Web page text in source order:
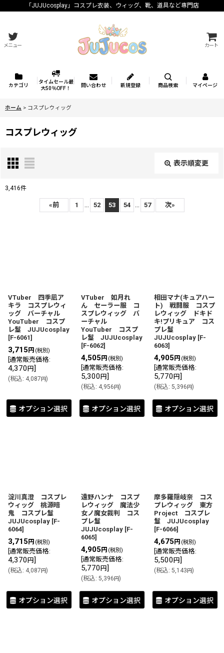
「JUJUcosplay」コスプレ衣装、ウィッグ、靴、道具など専門店
メニュー カート
カテゴリ
タイムセール最
大50％OFF！
問い合わせ 新規登録 商品検索 マイページ
ホーム > コスプレウィッグ
コスプレウィッグ
表示順変更
3,416件
«前 1 52 53 54 57 次»
VTuber 四季凪ア
キラ コスプレウィ
ッグ バーチャル
YouTuber コスプ
レ鬘 JUJUcosplay
[F-6061]
3,715 円 (税別)
通常販売価格:
4,370 円]
(税込: 4,087円)
オプション選択
VTuber 如月れ
ん セーラー服 コ
スプレウィッグ バ
ーチャル
YouTuber コスプ
レ鬘 JUJUcosplay
[F-6062]
4,505 円 (税別)
通常販売価格:
5,300 円]
(税込: 4,956円)
オプション選択
相田マナ(キュアハー
ト) 戦闘服 コスプ
レウィッグ ドキド
キ!プリキュア コス
プレ鬘
JUJUcosplay [F-
6063]
4,905 円 (税別)
通常販売価格:
5,770 円]
(税込: 5,396円)
オプション選択
淀川真澄 コスプレ
ウィッグ 桃源暗
鬼 コスプレ鬘
JUJUcosplay [F-
6064]
3,715 円 (税別)
通常販売価格:
4,370 円]
(税込: 4,087円)
オプション選択
遠野ハンナ コスプ
レウィッグ 魔法少
女ノ魔女裁判 コス
プレ鬘
JUJUcosplay [F-
6065]
4,905 円 (税別)
通常販売価格:
5,770 円]
(税込: 5,396円)
オプション選択
摩多羅隠岐奈 コス
プレウィッグ 東方
Project コスプレ
鬘 JUJUcosplay
[F-6066]
4,675 円 (税別)
通常販売価格:
5,500 円]
(税込: 5,143円)
オプション選択